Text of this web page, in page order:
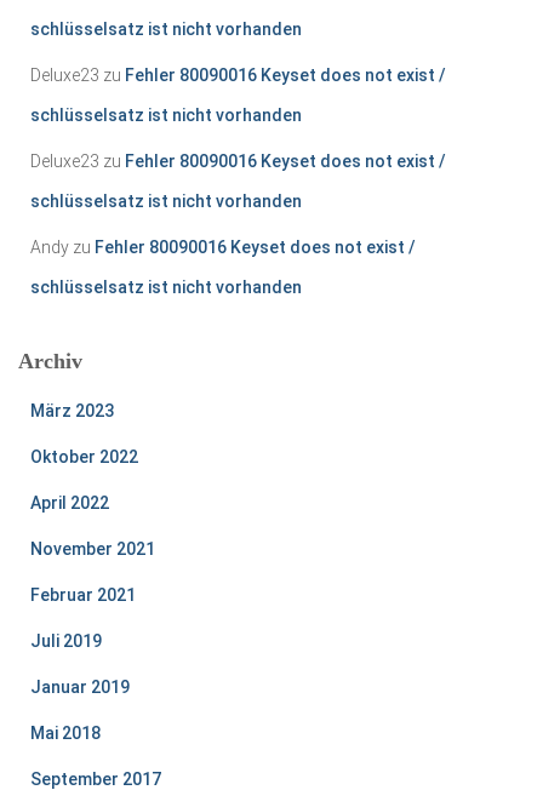
schlüsselsatz ist nicht vorhanden
Deluxe23 zu Fehler 80090016 Keyset does not exist /
schlüsselsatz ist nicht vorhanden
Deluxe23 zu Fehler 80090016 Keyset does not exist /
schlüsselsatz ist nicht vorhanden
Andy zu Fehler 80090016 Keyset does not exist /
schlüsselsatz ist nicht vorhanden
Archiv
März 2023
Oktober 2022
April 2022
November 2021
Februar 2021
Juli 2019
Januar 2019
Mai 2018
September 2017